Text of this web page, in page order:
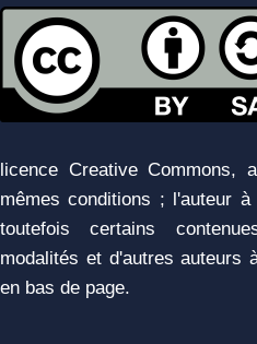
licence Creative Commons,
mêmes conditions ; l'auteur
toutefois certains
modalités et d'autres auteurs
en bas de page.